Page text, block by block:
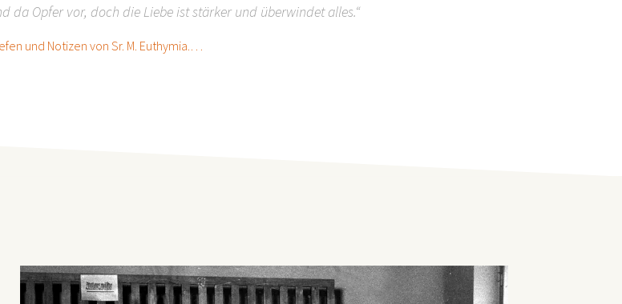
da Opfer vor, doch die Liebe ist stärker und überwindet alles.“
und Notizen von Sr. M. Euthymia.…